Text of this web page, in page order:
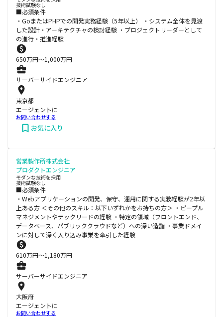
技術試験なし
■必須条件
・GoまたはPHPでの開発実務経験（5年以上） ・システム全体を見渡
した設計・アーキテクチャの検討経験 ・プロジェクトリーダーとして
の進行・推進経験
650万円〜1,000万円
サーバーサイドエンジニア
東京都
エージェントに
お問い合わせする
お気に入り
営業製作所株式会社
プロダクトエンジニア
モダンな技術を採用
技術試験なし
■必須条件
・Webアプリケーションの開発、保守、運用に関する実務経験が2年以
上ある方 ＜その他のスキル：以下いずれかをお持ちの方＞ ・ピープル
マネジメントやテックリードの経験 ・特定の領域（フロントエンド、
データベース、パブリッククラウドなど）への深い造詣 ・事業ドメイ
ンに対して深く入り込み事業を牽引した経験
610万円〜1,180万円
サーバーサイドエンジニア
大阪府
エージェントに
お問い合わせする